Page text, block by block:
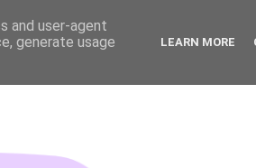
and user-agent
generate usage
LEARN MORE